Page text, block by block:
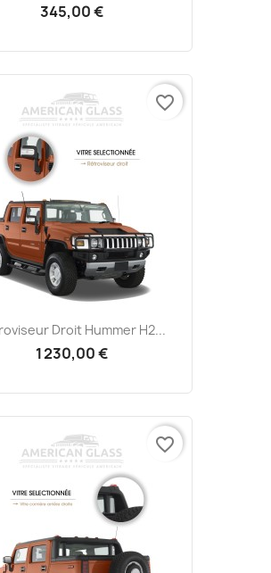
345,00 €
Droit Hummer H2...
1 230,00 €
favorite_border
favorite_border